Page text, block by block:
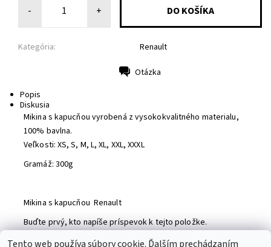
- +
Kategória: Renault
Otázka
Popis
Diskusia
Mikina s kapucňou vyrobená z vysokokvalitného materialu,
100% bavlna.
Veľkosti: XS, S, M, L, XL, XXL, XXXL
Gramáž: 300g
Mikina s kapucňou Renault
Buďte prvý, kto napíše príspevok k tejto položke.
Pridať komentár
Tento web používa súbory cookie. Ďalším prechádzaním